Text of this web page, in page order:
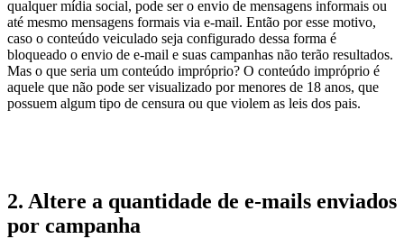
qualquer mídia social, pode ser o envio de mensagens informais ou
até mesmo mensagens formais via e-mail. Então por esse motivo,
caso o conteúdo veiculado seja configurado dessa forma é
bloqueado o envio de e-mail e suas campanhas não terão resultados.
Mas o que seria um conteúdo impróprio? O conteúdo impróprio é
aquele que não pode ser visualizado por menores de 18 anos, que
possuem algum tipo de censura ou que violem as leis dos pais.
2. Altere a quantidade de e-mails enviados
por campanha